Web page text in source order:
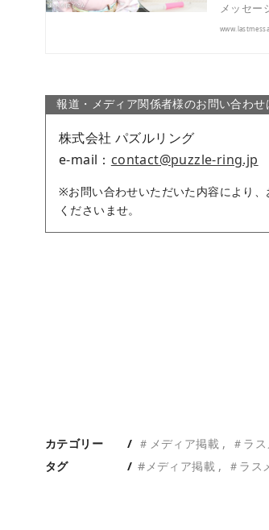
メッセー
報道・メディア関係者様のお問い合わせ
株式会社 パズルリング
e-mail： contact@puzzle-ring.jp
※お問い合わせいただいた内容により
くださいませ。
カテゴリー ＃メディア掲載
＃ラ
タグ
#メディア掲載 ＃ラス